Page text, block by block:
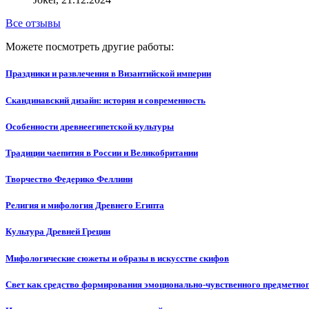
Все отзывы
Можете посмотреть другие работы:
Праздники и развлечения в Византийской империи
Скандинавский дизайн: история и современность
Особенности древнеегипетской культуры
Традиции чаепития в России и Великобритании
Творчество Федерико Феллини
Религия и мифология Древнего Египта
Культура Древней Греции
Мифологические сюжеты и образы в искусстве скифов
Свет как средство формирования эмоционально-чувственного